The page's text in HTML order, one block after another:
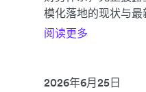
模化落地的现状与最
阅读更多
2026年6月25日